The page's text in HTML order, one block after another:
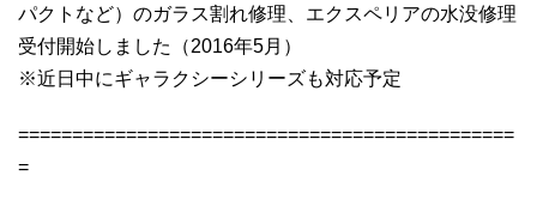
パクトなど）のガラス割れ修理、エクスペリアの水没修理
受付開始しました（2016年5月）
※近日中にギャラクシーシリーズも対応予定
==============================================
=